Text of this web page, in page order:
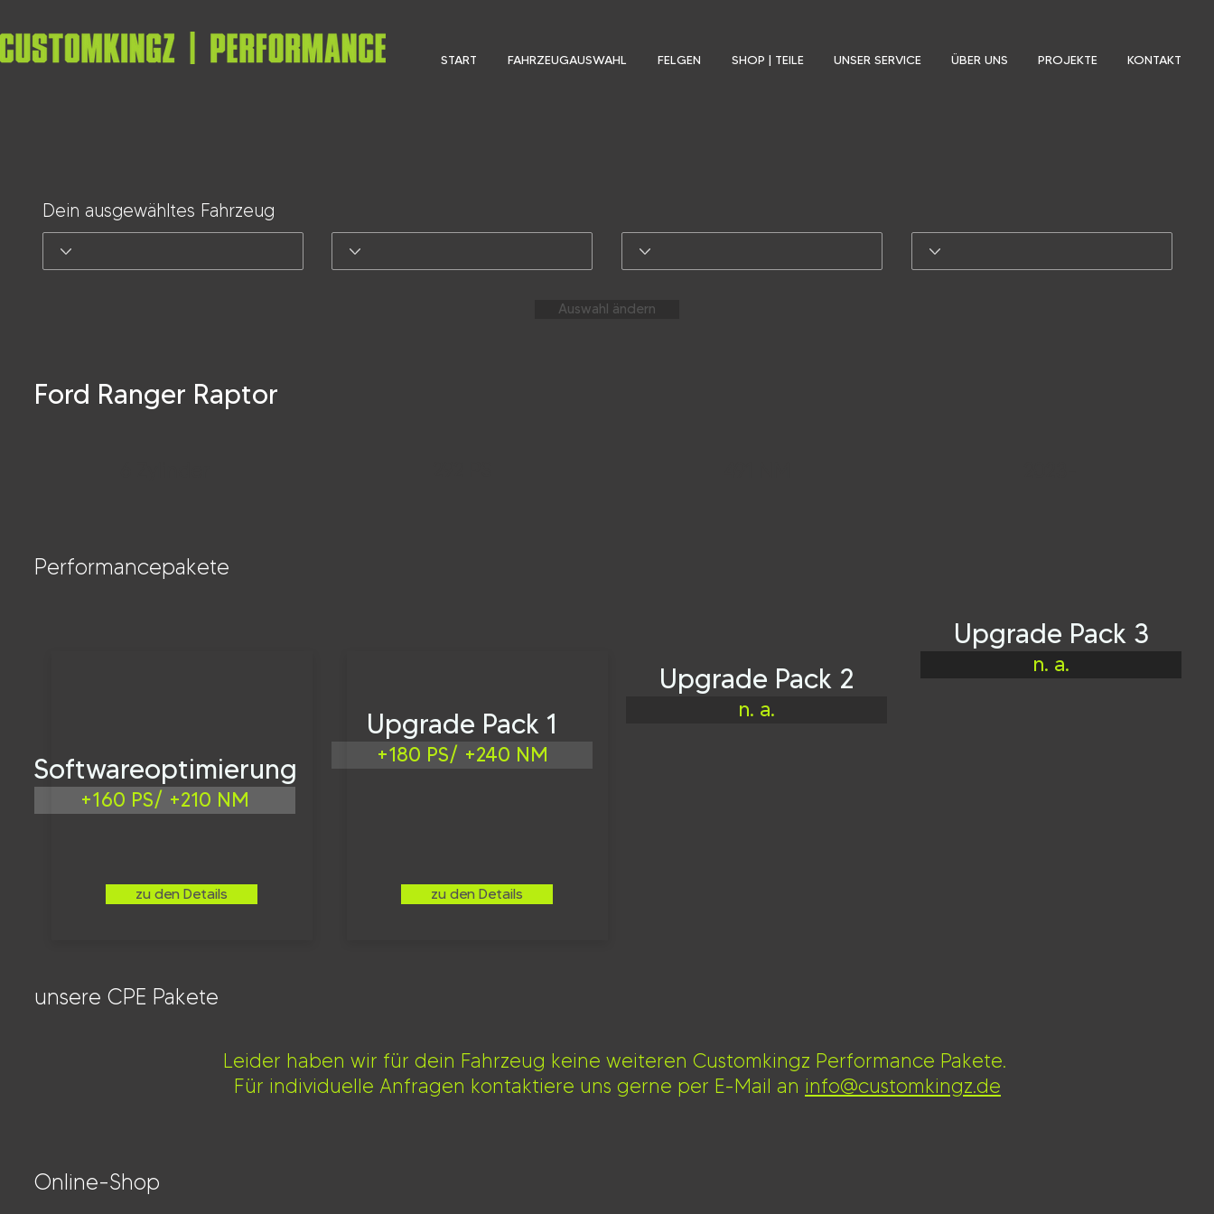
START FAHRZEUGAUSWAHL FELGEN SHOP | TEILE UNSER SERVICE ÜBER UNS PROJEKTE KONTAKT
Dein ausgewähltes Fahrzeug
Auswahl ändern
Ford Ranger Raptor
Performancepakete
Softwareoptimierung
+160 PS/ +210 NM
Upgrade Pack 1
+180 PS/ +240 NM
Upgrade Pack 2
n. a.
Upgrade Pack 3
n. a.
zu den Details zu den Details
unsere CPE Pakete
Leider haben wir für dein Fahrzeug keine weiteren Customkingz Performance Pakete.
Für individuelle Anfragen kontaktiere uns gerne per E-Mail an info@customkingz.de
Online-Shop